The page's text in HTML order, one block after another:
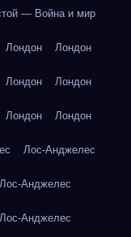
— Война и мир
Лондон Лондон
Лондон Лондон
Лондон Лондон
Лос-Анджелес
Лос-Анджелес
Лос-Анджелес